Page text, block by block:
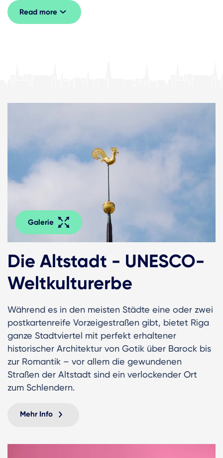
Read more
Galerie
Die Altstadt - UNESCO-
Weltkulturerbe
Während es in den meisten Städte eine oder zwei
postkartenreife Vorzeigestraßen gibt, bietet Riga
ganze Stadtviertel mit perfekt erhaltener
historischer Architektur von Gotik über Barock bis
zur Romantik – vor allem die gewundenen
Straßen der Altstadt sind ein verlockender Ort
zum Schlendern.
Mehr Info